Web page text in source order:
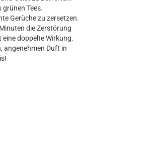
Tees.
Gerüche zu zersetzen.
die Zerstörung
doppelte Wirkung.
angenehmen Duft in